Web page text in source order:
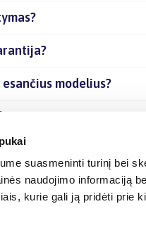
suasmeninti turinį bei
naudojimo informaciją
kurie gali ją pridėti prie
modelius?
internetu?